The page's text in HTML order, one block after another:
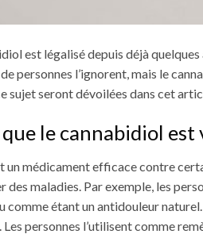
est légalisé depuis déjà
personnes l’ignorent, mais le
sujet seront dévoilées dans cet
que le cannabidiol
un médicament efficace contre
des maladies. Par exemple, les
comme étant un antidouleur
personnes l’utilisent comme